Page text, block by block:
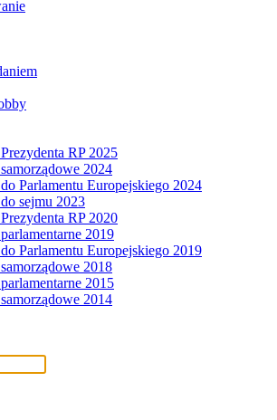
RP 2025
2024
Parlamentu Europejskiego 2024
sejmu 2023
RP 2020
2019
Parlamentu Europejskiego 2019
2018
2015
2014